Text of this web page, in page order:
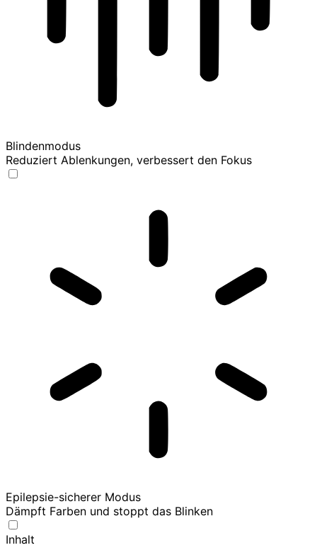
Blindenmodus
Reduziert Ablenkungen, verbessert den Fokus
Epilepsie-sicherer Modus
Dämpft Farben und stoppt das Blinken
Inhalt